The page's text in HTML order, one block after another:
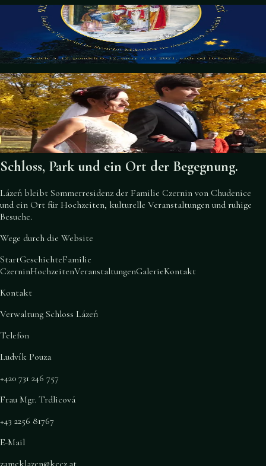
5. Dezember 2021
Svatý Mikuláš u Czerninů na zámku Lázeň
Details
6. November 2021
Hochzeitstag auf Schloss Lázeň
Hochzeitstag auf Schloss Lázeň
Details
Schloss, Park und ein Ort der Begegnung.
Lázeň bleibt Sommerresidenz der Familie Czernin von Chudenice
und ein Ort für Hochzeiten, kulturelle Veranstaltungen und ruhige
Besuche.
Wege durch die Website
StartGeschichteFamilie
CzerninHochzeitenVeranstaltungenGalerieKontakt
Kontakt
Verwaltung Schloss Lázeň
Telefon
Ludvík Pouza
+420 731 246 757
Frau Mgr. Trdlicová
+43 2256 81767
E-Mail